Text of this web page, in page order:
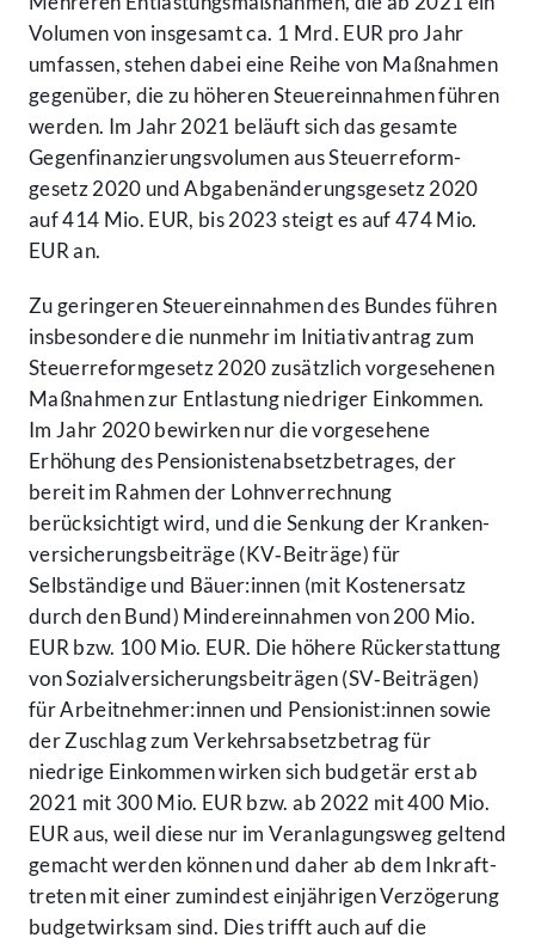
Volumen von insgesamt ca. 1 Mrd. EUR pro Jahr
umfassen, stehen dabei eine Reihe von Maßnahmen
gegenüber, die zu höheren Steuer­einnahmen führen
werden. Im Jahr 2021 beläuft sich das gesamte
Gegen­finanzierungs­volumen aus Steuer­reform­
gesetz 2020 und Abgaben­änderungs­gesetz 2020
auf 414 Mio. EUR, bis 2023 steigt es auf 474 Mio.
EUR an.
Zu geringeren Steuer­einnahmen des Bundes führen
insbesondere die nunmehr im Initiativ­antrag zum
Steuer­reform­gesetz 2020 zusätzlich vorgesehenen
Maßnahmen zur Entlastung niedriger Einkommen.
Im Jahr 2020 bewirken nur die vorgesehene
Erhöhung des Pensionisten­absetz­betrages, der
bereit im Rahmen der Lohn­verrechnung
berücksichtigt wird, und die Senkung der Kranken­
versicherungs­beiträge (KV‑Beiträge) für
Selbständige und Bäuer:innen (mit Kosten­ersatz
durch den Bund) Minder­einnahmen von 200 Mio.
EUR bzw. 100 Mio. EUR. Die höhere Rück­erstattung
von Sozial­versicherungs­beiträgen (SV‑Beiträgen)
für Arbeit­nehmer:innen und Pensionist:innen sowie
der Zuschlag zum Verkehrs­absetz­betrag für
niedrige Einkommen wirken sich budgetär erst ab
2021 mit 300 Mio. EUR bzw. ab 2022 mit 400 Mio.
EUR aus, weil diese nur im Veranlagungs­weg geltend
gemacht werden können und daher ab dem Inkraft­
treten mit einer zumindest einjährigen Verzögerung
budget­wirksam sind. Dies trifft auch auf die